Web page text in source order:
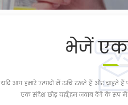
भेजें
यदि आप हमारे उत्पादों में रुचि रखते हैं और चाहते
एक संदेश छोड़ यहाँ,हम जवाब देंगे के रूप